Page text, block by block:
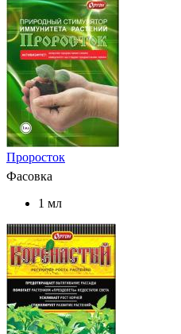
Проросток
Фасовка
1 мл